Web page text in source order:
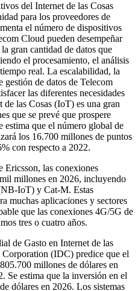
del Internet de las Cosas
para los proveedores de
el número de dispositivos
Cloud pueden desempeñar
gran cantidad de datos que
el procesamiento, el análisis
real. La escalabilidad, la
gestión de datos de Telecom
las diferentes necesidades
las Cosas (IoT) es una gran
que se prevé que prospere
estima que el número global de
los 16.700 millones de puntos
con respecto a 2022.
las conexiones
millones en 2026, incluyendo
IoT) y Cat-M. Estas
muchas aplicaciones y sectores
que las conexiones 4G/5G de
tres o cuatro años.
de Gasto en Internet de las
(IDC) predice que el
millones de dólares en
Se estima que la inversión en el
dólares en 2026. Los sistemas